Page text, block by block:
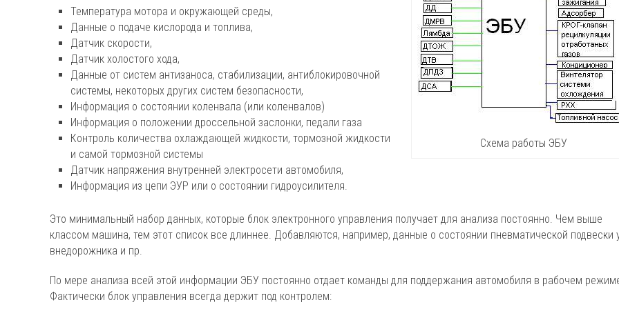
Схема работы ЭБУ
Температура мотора и окружающей среды,
Данные о подаче кислорода и топлива,
Датчик скорости,
Датчик холостого хода,
Данные от систем антизаноса, стабилизации, антиблокировочной
системы, некоторых других систем безопасности,
Информация о состоянии коленвала (или коленвалов)
Информация о положении дроссельной заслонки, педали газа
Контроль количества охлаждающей жидкости, тормозной жидкости
и самой тормозной системы
Датчик напряжения внутренней электросети автомобиля,
Информация из цепи ЭУР или о состоянии гидроусилителя.
Это минимальный набор данных, которые блок электронного управления получает для анализа постоянно. Чем выше
классом машина, тем этот список все длиннее. Добавляются, например, данные о состоянии пневматической подвески
внедорожника и пр.
По мере анализа всей этой информации ЭБУ постоянно отдает команды для поддержания автомобиля в рабочем
Фактически блок управления всегда держит под контролем: